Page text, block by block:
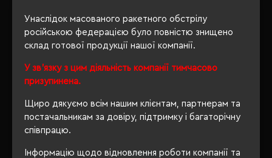
Унаслідок масованого ракетного обстрілу
російською федерацією було повністю знищено
склад готової продукції нашої компанії.
У зв'язку з цим діяльність компанії тимчасово
призупинена.
Щиро дякуємо всім нашим клієнтам, партнерам та
постачальникам за довіру, підтримку і багаторічну
співпрацю.
Інформацію щодо відновлення роботи компанії та
ВІДГУКИ
РЕКОМЕНДУЄМО